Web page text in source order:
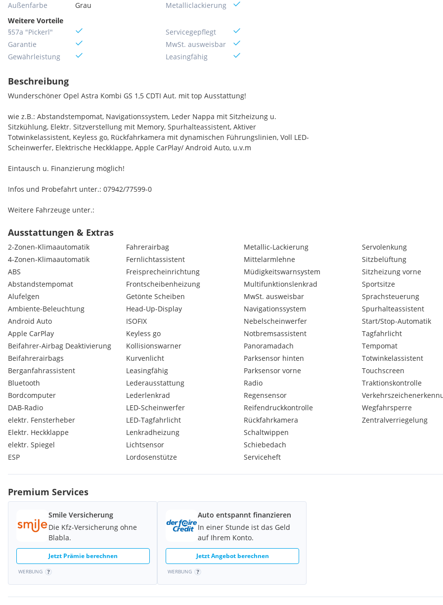
Außenfarbe
Grau
Metallic­lackierung
Weitere Vorteile
§57a "Pickerl"
Garantie
Gewährleistung
Servicegepflegt
MwSt. ausweisbar
Leasingfähig
Beschreibung
Wunderschöner Opel Astra Kombi GS 1,5 CDTI Aut. mit top Ausstattung!
wie z.B.: Abstandstempomat, Navigationssystem, Leder Nappa mit Sitzheizung u.
Sitzkühlung, Elektr. Sitzverstellung mit Memory, Spurhalteassistent, Aktiver
Totwinkelassistent, Keyless go, Rückfahrkamera mit dynamischen Führungslinien, Voll LED-
Scheinwerfer, Elektrische Heckklappe, Apple CarPlay/ Android Auto, u.v.m
Eintausch u. Finanzierung möglich!
Infos und Probefahrt unter.: 07942/77599-0
Weitere Fahrzeuge unter.:
FZG Nr.: 018222
2 Zündschlüssel
davon einer klappbar
3. Kopfstütze
hinten
höhenverstellbar
360-Grad Kamera
8-Gang-Automatik
Ausziehbare Oberschenkelauflage
Fahrer
Außenrückspiegel elektrisch einstellbar
beheizbar und anklappbar
Außenspiegelgehäuse in Schwarz
Beheizbare ThermaTec Windschutzscheibe
Dach-Designlinie in schwarz
Dachhimmel Schwarz
Dreipunkt-Sicherheitsgurte auf allen Plätzen
Gurtkraftbegrenzer
Ergonomischer Sport-Aktiv-Sitz mit Gütesiegel AGR (Aktion Gesunder Rücken e. V.)
Fahrer
Flex Floor mit 2 Netzen
Garantie
Innenrückspiegel
rahmenlos
automatisch abblendend
IntelliLux LED Pixel Licht
Komfort Paket GS/GSe Sports Tourer
Glasschiebe-Sonnendach
elektrisch
LED-Innenraumbeleuchtung
Lackierung Dach in Schwarz
Lackierung
Ausstattungen & Extras
2-Zonen-Klimaautomatik
4-Zonen-Klimaautomatik
ABS
Abstandstempomat
Alufelgen
Ambiente-Beleuchtung
Android Auto
Apple CarPlay
Beifahrer-Airbag Deaktivierung
Beifahrerairbags
Berganfahrassistent
Bluetooth
Bordcomputer
DAB-Radio
elektr. Fensterheber
Elektr. Heckklappe
elektr. Spiegel
ESP
Fahrerairbag
Fernlichtassistent
Freisprecheinrichtung
Frontscheibenheizung
Getönte Scheiben
Head-Up-Display
ISOFIX
Keyless go
Kollisionswarner
Kurvenlicht
Leasingfähig
Lederausstattung
Lederlenkrad
LED-Scheinwerfer
LED-Tagfahrlicht
Lenkradheizung
Lichtsensor
Lordosenstütze
Metallic-Lackierung
Mittelarmlehne
Müdigkeitswarnsystem
Multifunktionslenkrad
MwSt. ausweisbar
Navigationssystem
Nebelscheinwerfer
Notbremsassistent
Panoramadach
Parksensor hinten
Parksensor vorne
Radio
Regensensor
Reifendruckkontrolle
Rückfahrkamera
Schaltwippen
Schiebedach
Serviceheft
Servolenkung
Sitzbelüftung
Sitzheizung vorne
Sportsitze
Sprachsteuerung
Spurhalteassistent
Start/Stop-Automatik
Tagfahrlicht
Tempomat
Totwinkelassistent
Touchscreen
Traktionskontrolle
Wegfahrsperre
Zentralverriegelung
Premium Services
Smile Versicherung
Die Kfz-Versicherung ohne
Blabla.
Jetzt Prämie berechnen
WERBUNG
Auto entspannt finanzieren
In einer Stunde ist das Geld
auf Ihrem Konto.
Jetzt Angebot berechnen
WERBUNG